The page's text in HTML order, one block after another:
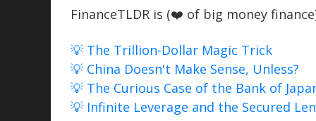
FinanceTLDR is (❤️ of big money
💡 The Trillion-Dollar Magic Trick
💡 China Doesn't Make Sense, Unless?
💡 The Curious Case of the Bank of
💡 Infinite Leverage and the Secured